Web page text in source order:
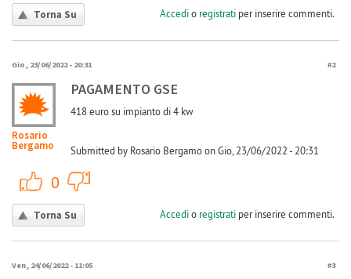
Torna Su Accedio registratiper inserire commenti.
Gio, 23/06/2022 - 20:31 #2
Rosario
Bergamo
PAGAMENTO GSE
418 euro su impianto di 4 kw
Submitted by Rosario Bergamo on Gio, 23/06/2022 - 20:31
0
Torna Su Accedio registratiper inserire commenti.
Ven, 24/06/2022 - 11:05 #3